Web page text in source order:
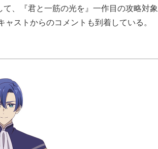
、『君と一筋の光を』一作目の攻略対象
ストからのコメントも到着している。